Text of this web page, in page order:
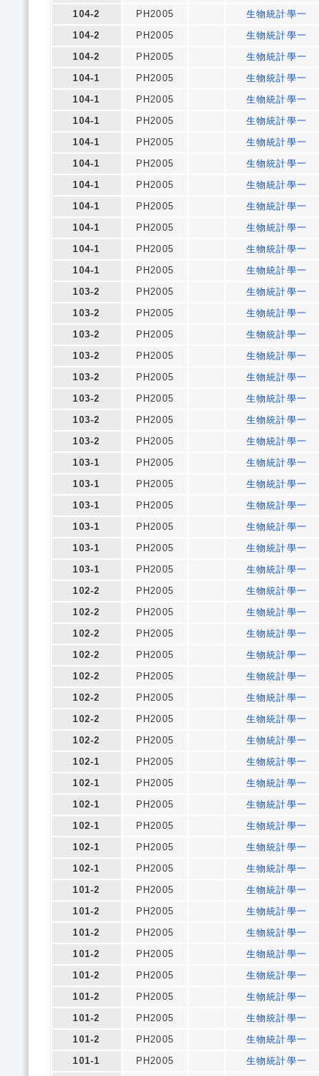
104-2 PH2005
生物統計學一
104-2
PH2005
生物統計學一
104-2
PH2005
生物統計學一
104-1
PH2005
生物統計學一
104-1
PH2005
生物統計學一
104-1
PH2005
生物統計學一
104-1
PH2005
生物統計學一
104-1
PH2005
生物統計學一
104-1
PH2005
生物統計學一
104-1
PH2005
生物統計學一
104-1
PH2005
生物統計學一
104-1
PH2005
生物統計學一
104-1
PH2005
生物統計學一
103-2
PH2005
生物統計學一
103-2
PH2005
生物統計學一
103-2
PH2005
生物統計學一
103-2
PH2005
生物統計學一
103-2
PH2005
生物統計學一
103-2
PH2005
生物統計學一
103-2
PH2005
生物統計學一
103-2
PH2005
生物統計學一
103-1
PH2005
生物統計學一
103-1
PH2005
生物統計學一
103-1
PH2005
生物統計學一
103-1
PH2005
生物統計學一
103-1
PH2005
生物統計學一
103-1
PH2005
生物統計學一
102-2
PH2005
生物統計學一
102-2
PH2005
生物統計學一
102-2
PH2005
生物統計學一
102-2
PH2005
生物統計學一
102-2
PH2005
生物統計學一
102-2
PH2005
生物統計學一
102-2
PH2005
生物統計學一
102-2
PH2005
生物統計學一
102-1
PH2005
生物統計學一
102-1
PH2005
生物統計學一
102-1
PH2005
生物統計學一
102-1
PH2005
生物統計學一
102-1
PH2005
生物統計學一
102-1
PH2005
生物統計學一
101-2
PH2005
生物統計學一
101-2
PH2005
生物統計學一
101-2
PH2005
生物統計學一
101-2
PH2005
生物統計學一
101-2
PH2005
生物統計學一
101-2
PH2005
生物統計學一
101-2
PH2005
生物統計學一
101-2
PH2005
生物統計學一
101-1
PH2005
生物統計學一